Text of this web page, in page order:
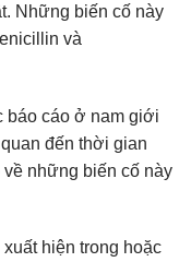
Những biến cố này
và
báo cáo ở nam giới
đến thời gian
những biến cố này
hiện trong hoặc